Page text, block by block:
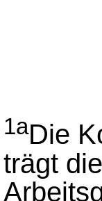
1aDie
trägt